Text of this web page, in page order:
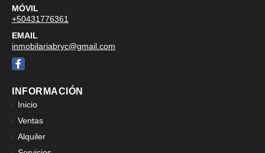
MÓVIL
+50431776361
EMAIL
inmobilariabryc@gmail.com
Facebook
INFORMACIÓN
Inicio
Ventas
Alquiler